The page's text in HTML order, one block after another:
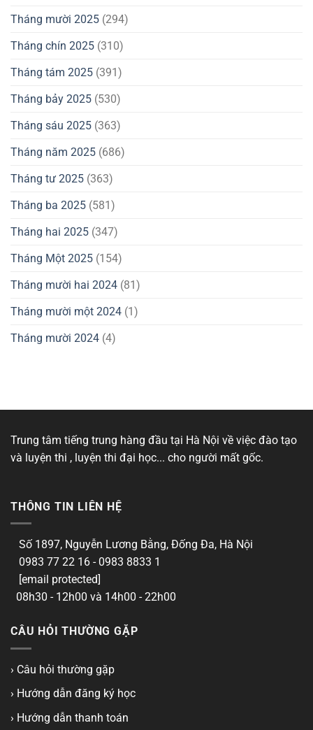
Tháng mười 2025 (294)
Tháng chín 2025 (310)
Tháng tám 2025 (391)
Tháng bảy 2025 (530)
Tháng sáu 2025 (363)
Tháng năm 2025 (686)
Tháng tư 2025 (363)
Tháng ba 2025 (581)
Tháng hai 2025 (347)
Tháng Một 2025 (154)
Tháng mười hai 2024 (81)
Tháng mười một 2024 (1)
Tháng mười 2024 (4)
Trung tâm tiếng trung hàng đầu tại Hà Nội về việc đào tạo
và luyện thi , luyện thi đại học... cho người mất gốc.
THÔNG TIN LIÊN HỆ
Số 1897, Nguyễn Lương Bằng, Đống Đa, Hà Nội
0983 77 22 16 - 0983 8833 1
[email protected]
08h30 - 12h00 và 14h00 - 22h00
CÂU HỎI THƯỜNG GẶP
› Câu hỏi thường gặp
› Hướng dẫn đăng ký học
› Hướng dẫn thanh toán